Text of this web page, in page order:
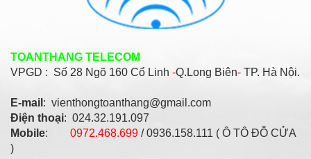
TOANTHANG TELECOM
VPGD : Số 28 Ngõ 160 Cổ Linh -Q.Long Biên- TP. Hà Nội.
E-mail : vienthongtoanthang@gmail.com
Điện thoại: 024.32.191.097
Mobile: 0972.468.699 / 0936.158.111 ( Ô TÔ ĐỖ CỬA
)